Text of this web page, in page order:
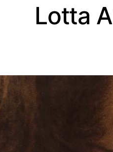
Lotta